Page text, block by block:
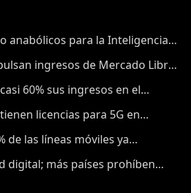
anabólicos para la Inteligencia
ingresos de Mercado Libre
60% sus ingresos en el
2026licencias para 5G en
de las líneas móviles ya
en México
digital; más países prohíben